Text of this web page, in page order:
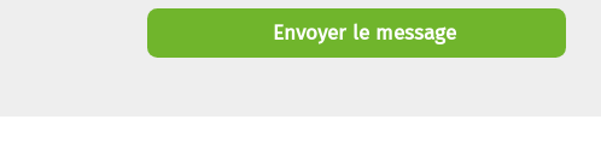
Envoyer le message